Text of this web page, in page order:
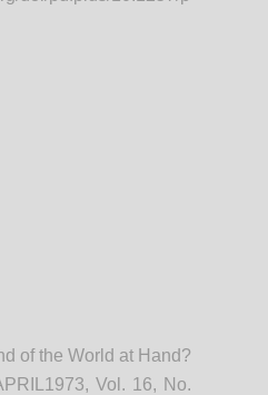
of the World at Hand?
Vol. 16, No.